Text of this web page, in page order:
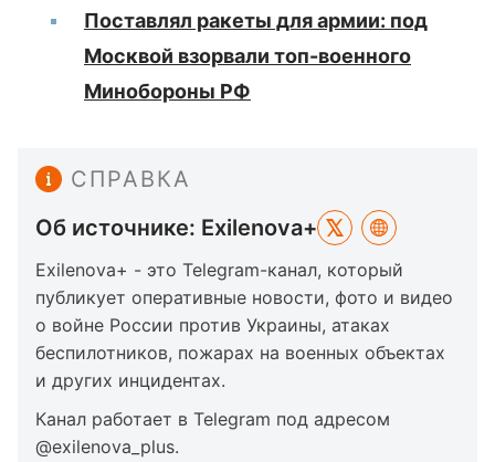
Поставлял ракеты для армии: под
Москвой взорвали топ-военного
Минобороны РФ
СПРАВКА
Об источнике: Exilenova+
Exilenova+ - это Telegram-канал, который
публикует оперативные новости, фото и видео
о войне России против Украины, атаках
беспилотников, пожарах на военных объектах
и других инцидентах.
Канал работает в Telegram под адресом
@exilenova_plus.